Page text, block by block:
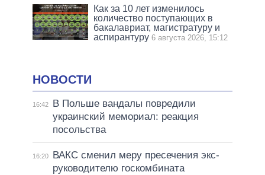
Как за 10 лет изменилось
количество поступающих в
бакалавриат, магистратуру и
аспирантуру 6 августа 2026, 15:12
НОВОСТИ
16:42
В Польше вандалы повредили
украинский мемориал: реакция
посольства
16:20
ВАКС сменил меру пресечения экс-
руководителю госкомбината